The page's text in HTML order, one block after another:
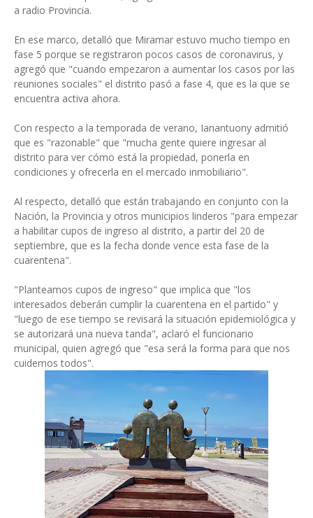
a radio Provincia.
En ese marco, detalló que Miramar estuvo mucho tiempo en
fase 5 porque se registraron pocos casos de coronavirus, y
agregó que "cuando empezaron a aumentar los casos por las
reuniones sociales" el distrito pasó a fase 4, que es la que se
encuentra activa ahora.
Con respecto a la temporada de verano, Ianantuony admitió
que es "razonable" que "mucha gente quiere ingresar al
distrito para ver cómo está la propiedad, ponerla en
condiciones y ofrecerla en el mercado inmobiliario".
Al respecto, detalló que están trabajando en conjunto con la
Nación, la Provincia y otros municipios linderos "para empezar
a habilitar cupos de ingreso al distrito, a partir del 20 de
septiembre, que es la fecha donde vence esta fase de la
cuarentena".
"Planteamos cupos de ingreso" que implica que "los
interesados deberán cumplir la cuarentena en el partido" y
"luego de ese tiempo se revisará la situación epidemiológica y
se autorizará una nueva tanda", aclaró el funcionario
municipal, quien agregó que "esa será la forma para que nos
cuidemos todos".